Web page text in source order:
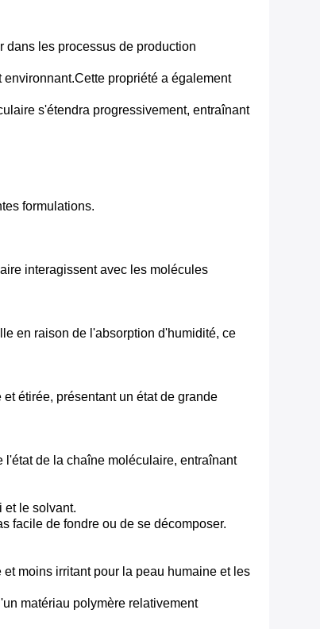
dans les processus de production
propriété a également
s'étendra progressivement, entraînant
formulations.
interagissent avec les molécules
en raison de l'absorption d'humidité, ce
étirée, présentant un état de grande
de la chaîne moléculaire, entraînant
et le solvant.
facile de fondre ou de se décomposer.
moins irritant pour la peau humaine et les
matériau polymère relativement